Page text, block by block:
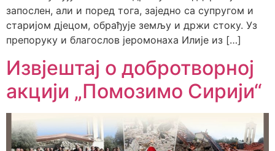
запослен, али и поред тога, заједно са супругом и
старијом дјецом, обрађује земљу и држи стоку. Уз
препоруку и благослов јеромонаха Илије из […]
Извјештај о добротворној
акцији „Помозимо Сирији“